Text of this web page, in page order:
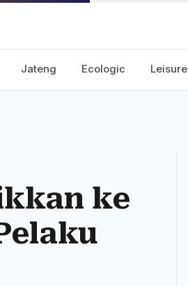
Jateng Ecologic Leisure
ke